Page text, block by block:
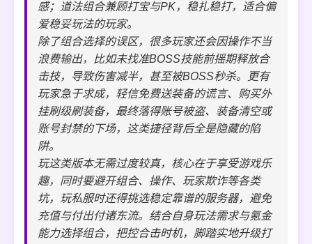
感；道法组合兼顾打宝与PK，稳扎稳打，适合偏
爱稳妥玩法的玩家。
除了组合选择的误区，很多玩家还会因操作不当
浪费输出，比如未找准BOSS技能前摇期释放合
击技，导致伤害减半，甚至被BOSS秒杀。更有
玩家急于求成，轻信免费送装备的谎言、购买外
挂刷级刷装备，最终落得账号被盗、装备清空或
账号封禁的下场，这类捷径背后全是隐藏的陷
阱。
玩这类版本无需过度较真，核心在于享受游戏乐
趣，同时要避开组合、操作、玩家欺诈等各类
坑，玩私服时还得挑选稳定靠谱的服务器，避免
充值与付出付诸东流。结合自身玩法需求与氪金
能力选择组合，把控合击时机，脚踏实地升级打